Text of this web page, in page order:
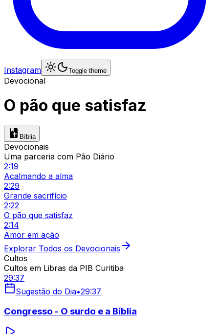
Instagram Toggle theme
Devocional
O pão que satisfaz
Bíblia
Devocionais
Uma parceria com Pão Diário
2:19
Acalmando a alma
2:29
Grande sacrifício
2:22
O pão que satisfaz
2:14
Amor em ação
Explorar Todos os Devocionais
Cultos
Cultos em Libras da PIB Curitiba
29:37
Sugestão do Dia•29:37
Congresso - O surdo e a Bíblia